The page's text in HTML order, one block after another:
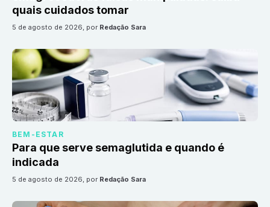
quais cuidados tomar
5 de agosto de 2026, por Redação Sara
BEM-ESTAR
Para que serve semaglutida e quando é
indicada
5 de agosto de 2026, por Redação Sara